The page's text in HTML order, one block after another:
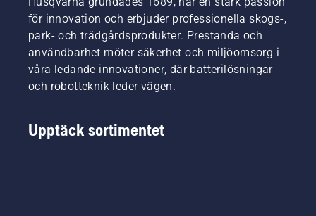
ställer
otroligt
höga
krav på
sin
utrustning.
den här
videon.
för innovation och erbjuder professionella skogs-,
park- och trädgårdsprodukter. Prestanda och
användbarhet möter säkerhet och miljöomsorg i
våra ledande innovationer, där batterilösningar
och robotteknik leder vägen.
Upptäck sortimentet